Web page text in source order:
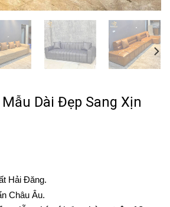
Dài Đẹp Sang Xịn
Hải Đăng.
Châu Âu.